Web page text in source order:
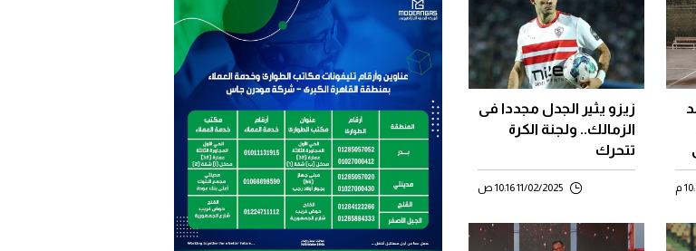
زيزو يثير الجدل مجددا فى
الزمالك.. ولجنة الكرة
تتحرك
11/02/2025 10:16 ص